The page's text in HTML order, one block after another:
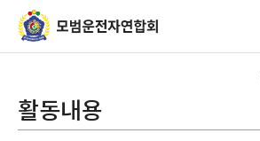
활동내용